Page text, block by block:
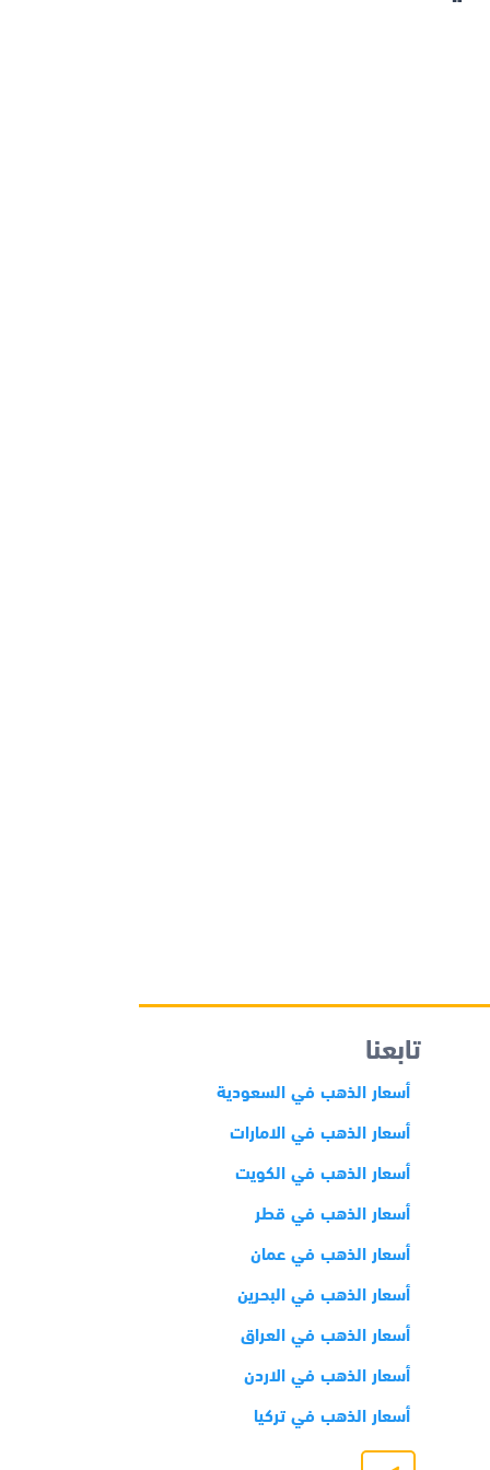
تابعنا
أسعار الذهب في السعودية
أسعار الذهب في الامارات
أسعار الذهب في الكويت
أسعار الذهب في قطر
أسعار الذهب في عمان
أسعار الذهب في البحرين
أسعار الذهب في العراق
أسعار الذهب في الاردن
أسعار الذهب في تركيا